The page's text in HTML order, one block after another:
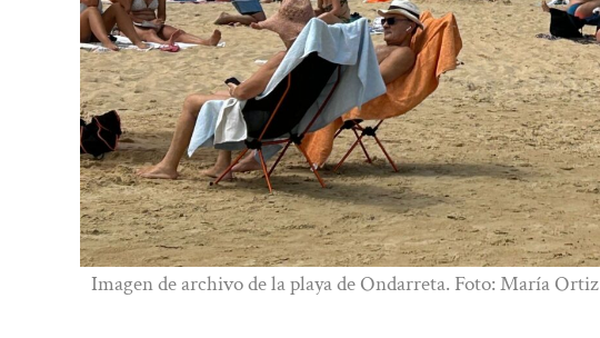
Imagen de archivo de la playa de Ondarreta. Foto: María Ortiz